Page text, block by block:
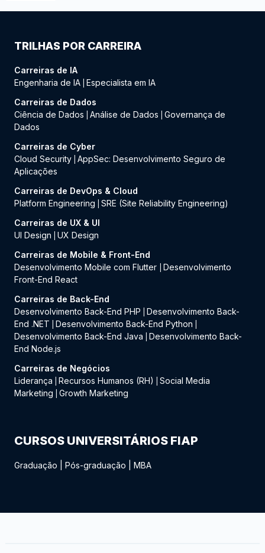
TRILHAS POR CARREIRA
Carreiras de IA
Engenharia de IA Especialista em IA
Carreiras de Dados
Ciência de Dados
Análise de Dados
Governança de
Dados
Carreiras de Cyber
Cloud Security AppSec: Desenvolvimento Seguro de
Aplicações
Carreiras de DevOps & Cloud
Platform Engineering
SRE (Site Reliability Engineering)
Carreiras de UX & UI
UI Design
UX Design
Carreiras de Mobile & Front-End
Desenvolvimento Mobile com Flutter
Desenvolvimento
Front-End React
Carreiras de Back-End
Desenvolvimento Back-End PHP
Desenvolvimento Back-
End .NET
Desenvolvimento Back-End Python
Desenvolvimento Back-End Java
Desenvolvimento Back-
End Node.js
Carreiras de Negócios
Liderança
Recursos Humanos (RH)
Social Media
Marketing
Growth Marketing
CURSOS UNIVERSITÁRIOS FIAP
Graduação Pós-graduação MBA